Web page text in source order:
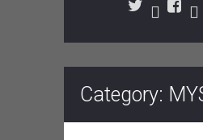
Twitter
Category: